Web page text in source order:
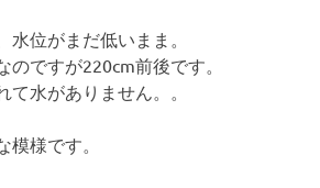
水位がまだ低いまま。
のですが220cm前後です。
て水がありません。。
様です。